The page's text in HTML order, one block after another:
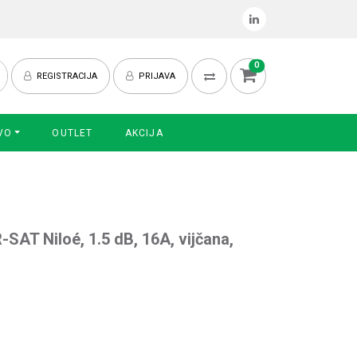
REGISTRACIJA PRIJAVA
0
OUTLET AKCIJA
Niloé, 1.5 dB, 16A, vijčana,